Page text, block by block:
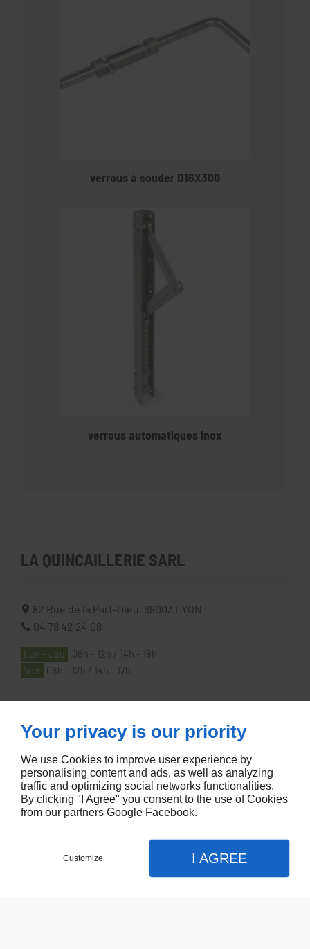
verrous à souder D16X300
verrous automatiques inox
LA QUINCAILLERIE SARL
82 Rue de la Part-Dieu, 69003
LYON
04 78 42 24 08
Lun - Jeu
08h - 12h / 14h - 18h
Ven
08h - 12h / 14h - 17h
Accueil
Contactez-nous
Mentions légales
Plan du site
Your privacy is our priority
We use Cookies to improve user experience by
personalising content and ads, as well as analyzing
traffic and optimizing social networks functionalities.
By clicking "I Agree" you consent to the use of Cookies
from our partners Google Facebook.
Customize I AGREE